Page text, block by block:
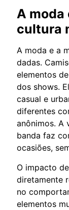
A moda
cultura
A moda e a
dadas.
elementos
dos shows.
casual e
diferentes
anônimos. A
banda faz
ocasiões,
O impacto
diretamente
no
elementos